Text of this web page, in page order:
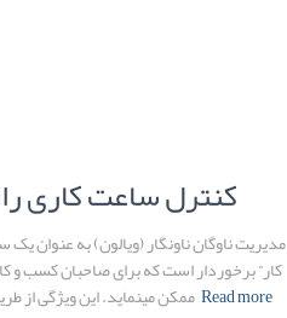
کنترل ساعت کاری
مدیریت ناوگان ناونگار (ویالون) به عنوان
کار” برخوردار است که برای صاحبان کسب و
ممکن مینماید. این ویژگی ازRead more